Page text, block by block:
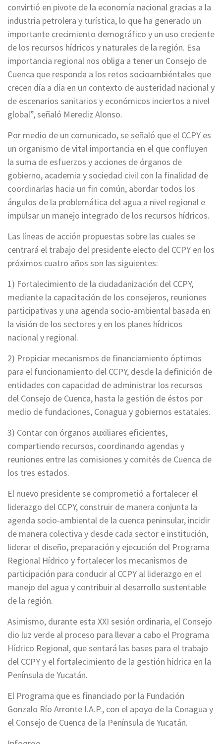
convirtió en pivote de la economía nacional gracias a la
industria petrolera y turística, lo que ha generado un
importante crecimiento demográfico y un uso creciente
de los recursos hídricos y naturales de la región. Esa
importancia regional nos obliga a tener un Consejo de
Cuenca que responda a los retos socioambiéntales que
crecen día a día en un contexto de austeridad nacional y
de escenarios sanitarios y económicos inciertos a nivel
global”, señaló Merediz Alonso.
Por medio de un comunicado, se señaló que el CCPY es
un organismo de vital importancia en el que confluyen
la suma de esfuerzos y acciones de órganos de
gobierno, academia y sociedad civil con la finalidad de
coordinarlas hacia un fin común, abordar todos los
ángulos de la problemática del agua a nivel regional e
impulsar un manejo integrado de los recursos hídricos.
Las líneas de acción propuestas sobre las cuales se
centrará el trabajo del presidente electo del CCPY en los
próximos cuatro años son las siguientes:
1) Fortalecimiento de la ciudadanización del CCPY,
mediante la capacitación de los consejeros, reuniones
participativas y una agenda socio-ambiental basada en
la visión de los sectores y en los planes hídricos
nacional y regional.
2) Propiciar mecanismos de financiamiento óptimos
para el funcionamiento del CCPY, desde la definición de
entidades con capacidad de administrar los recursos
del Consejo de Cuenca, hasta la gestión de éstos por
medio de fundaciones, Conagua y gobiernos estatales.
3) Contar con órganos auxiliares eficientes,
compartiendo recursos, coordinando agendas y
reuniones entre las comisiones y comités de Cuenca de
los tres estados.
El nuevo presidente se comprometió a fortalecer el
liderazgo del CCPY, construir de manera conjunta la
agenda socio-ambiental de la cuenca peninsular, incidir
de manera colectiva y desde cada sector e institución,
liderar el diseño, preparación y ejecución del Programa
Regional Hídrico y fortalecer los mecanismos de
participación para conducir al CCPY al liderazgo en el
manejo del agua y contribuir al desarrollo sustentable
de la región.
Asimismo, durante esta XXI sesión ordinaria, el Consejo
dio luz verde al proceso para llevar a cabo el Programa
Hídrico Regional, que sentará las bases para el trabajo
del CCPY y el fortalecimiento de la gestión hídrica en la
Península de Yucatán.
El Programa que es financiado por la Fundación
Gonzalo Río Arronte I.A.P., con el apoyo de la Conagua y
el Consejo de Cuenca de la Península de Yucatán.